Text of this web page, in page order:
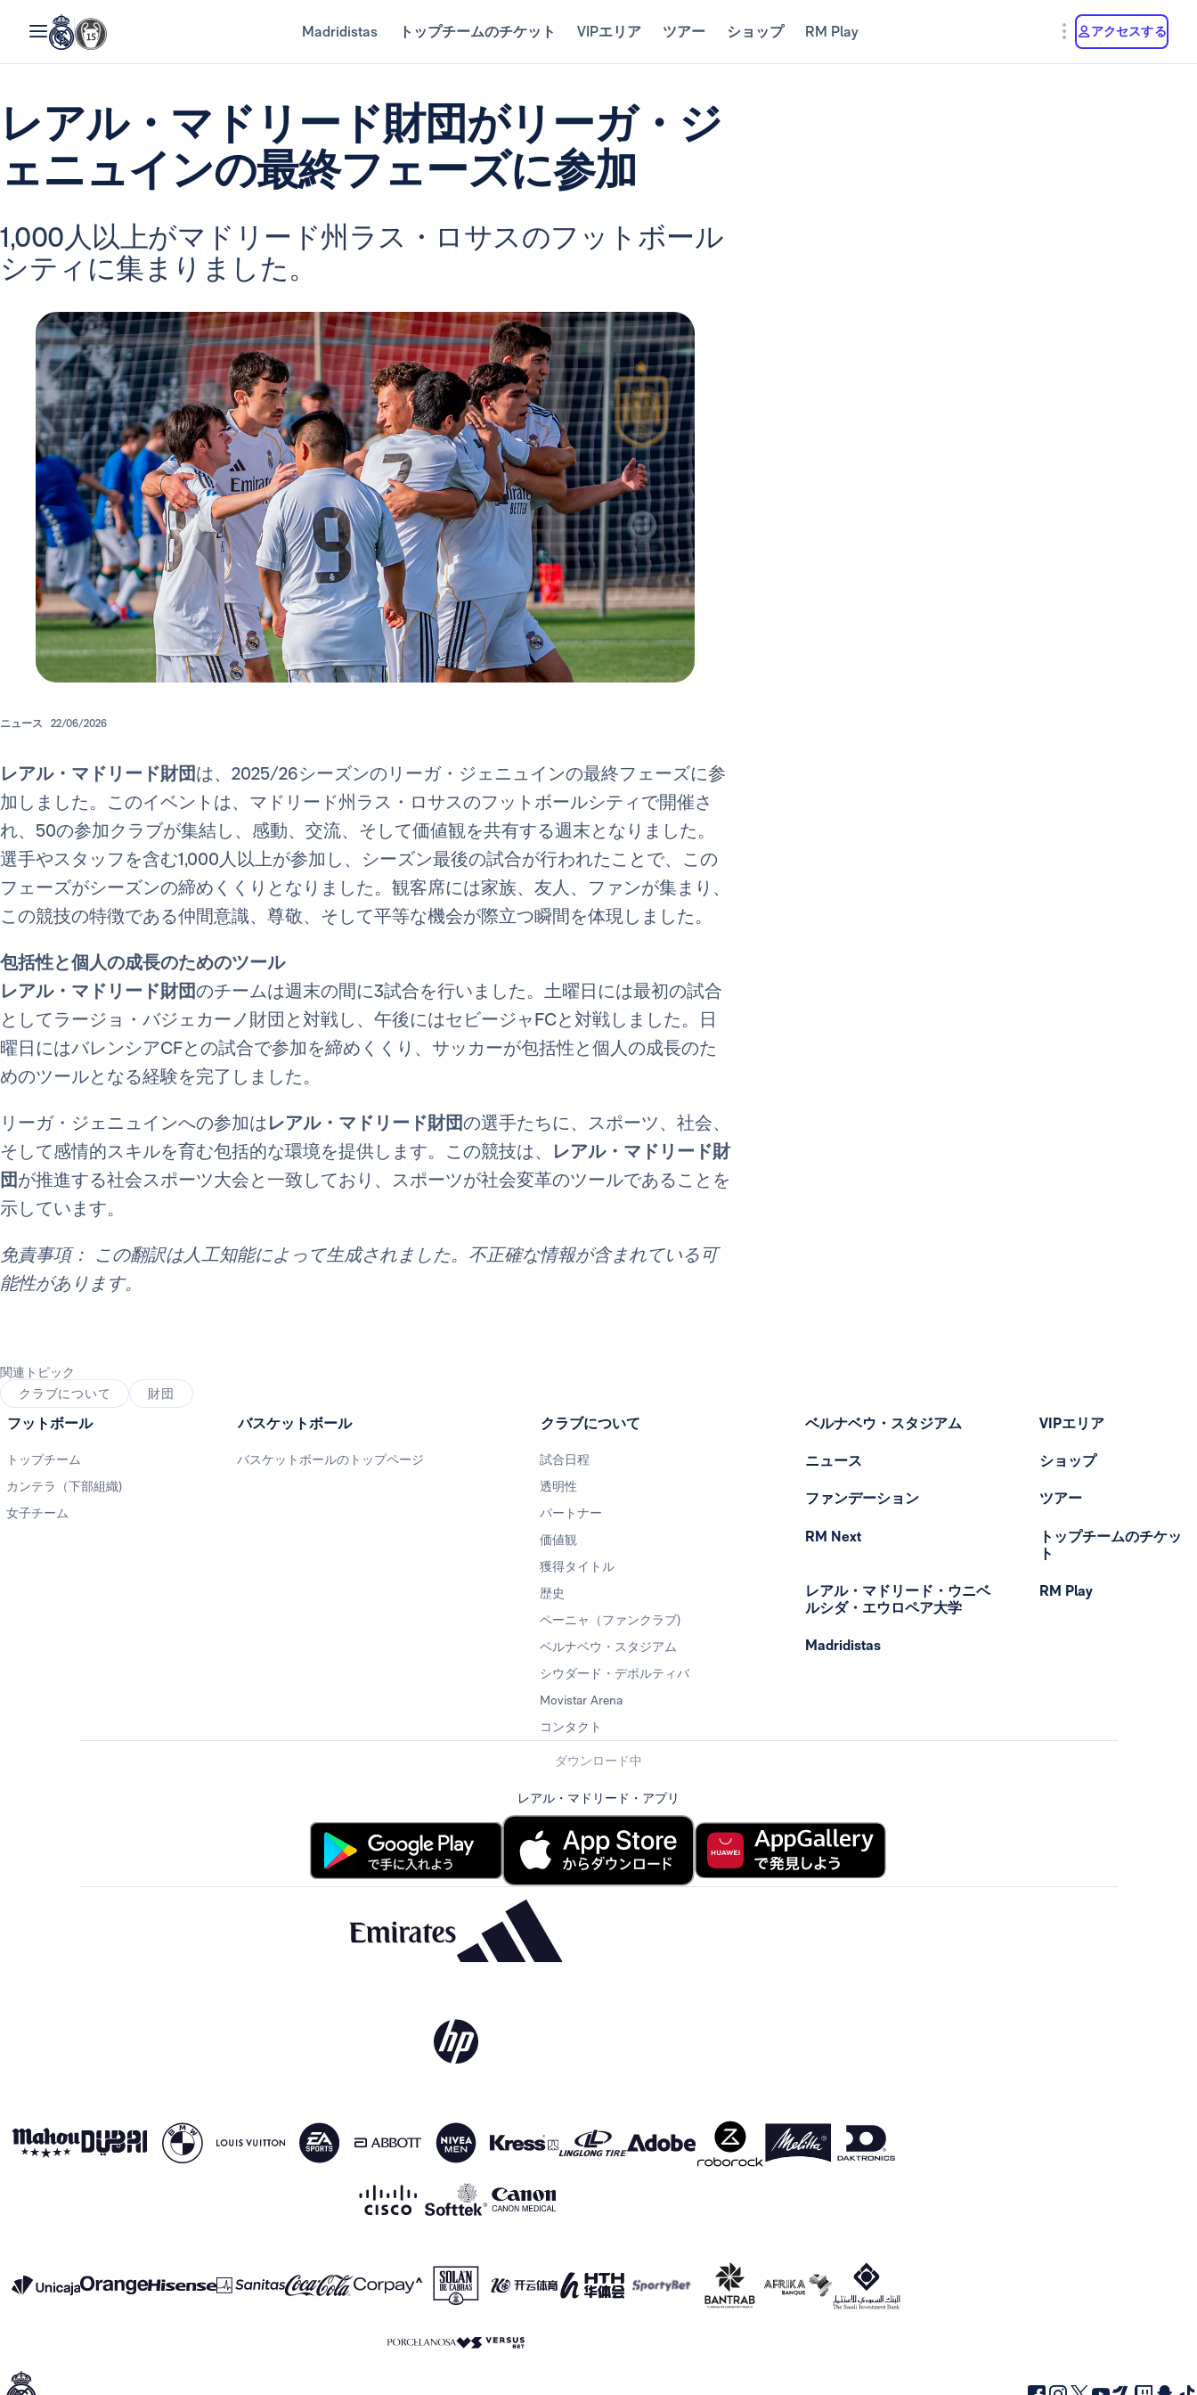
Madridistas トップチームのチケット VIPエリア ツアー ショップ RM Play アクセスする
レアル・マドリード財団がリーガ・ジ
ェニュインの最終フェーズに参加
1,000人以上がマドリード州ラス・ロサスのフットボール
シティに集まりました。
ニュース 22/06/2026
レアル・マドリード財団は、2025/26シーズンのリーガ・ジェニュインの最終フェーズに参
加しました。このイベントは、マドリード州ラス・ロサスのフットボールシティで開催さ
れ、50の参加クラブが集結し、感動、交流、そして価値観を共有する週末となりました。
選手やスタッフを含む1,000人以上が参加し、シーズン最後の試合が行われたことで、この
フェーズがシーズンの締めくくりとなりました。観客席には家族、友人、ファンが集まり、
この競技の特徴である仲間意識、尊敬、そして平等な機会が際立つ瞬間を体現しました。
包括性と個人の成長のためのツール
レアル・マドリード財団のチームは週末の間に3試合を行いました。土曜日には最初の試合
としてラージョ・バジェカーノ財団と対戦し、午後にはセビージャFCと対戦しました。日
曜日にはバレンシアCFとの試合で参加を締めくくり、サッカーが包括性と個人の成長のた
めのツールとなる経験を完了しました。
リーガ・ジェニュインへの参加はレアル・マドリード財団の選手たちに、スポーツ、社会、
そして感情的スキルを育む包括的な環境を提供します。この競技は、
レアル・マドリード財
団が推進する社会スポーツ大会と一致しており、スポーツが社会変革のツールであることを
示しています。
免責事項： この翻訳は人工知能によって生成されました。不正確な情報が含まれている可
能性があります。
関連トピック
クラブについて
財団
フットボール
トップチーム
カンテラ（下部組織)
女子チーム
バスケットボール
バスケットボールのトップページ
クラブについて
試合日程
透明性
パートナー
価値観
獲得タイトル
歴史
ペーニャ（ファンクラブ)
ベルナベウ・スタジアム
シウダード・デポルティバ
Movistar Arena
コンタクト
ベルナベウ・スタジアム
ニュース
ファンデーション
RM Next
レアル・マドリード・ウニベ
ルシダ・エウロペア大学
Madridistas
VIPエリア
ショップ
ツアー
トップチームのチケッ
ト
RM Play
ダウンロード中
レアル・マドリード・アプリ